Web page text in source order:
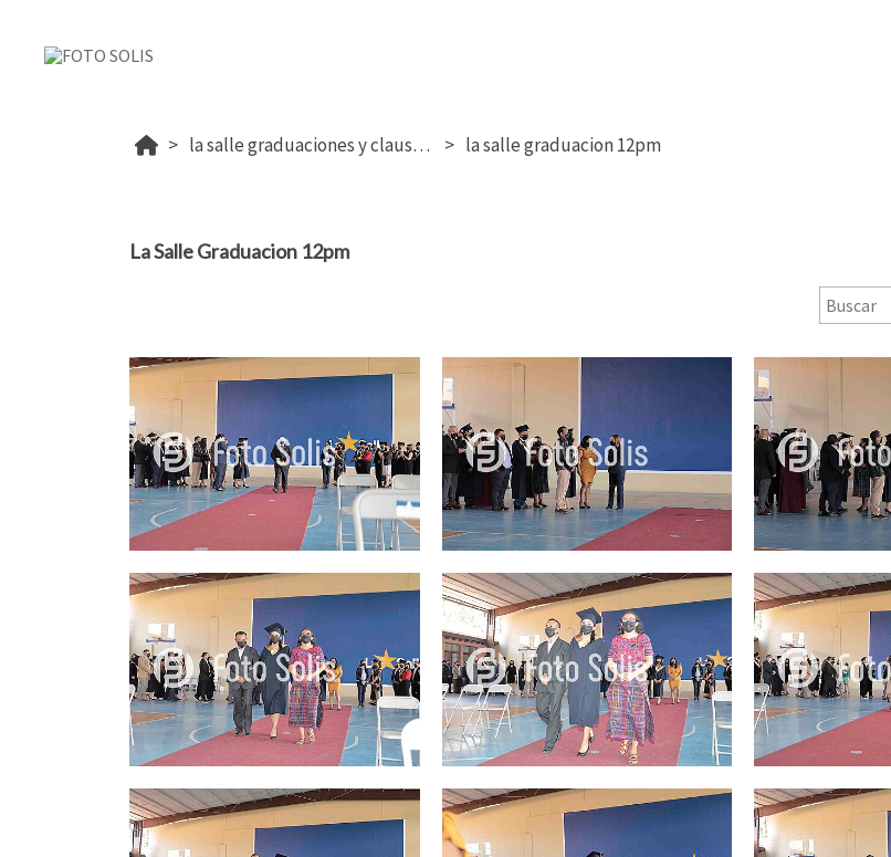
la salle graduaciones y clausura 2022 la salle graduacion 12pm
La Salle Graduacion 12pm
25.00Q 25.00Q
25.00Q 25.00Q